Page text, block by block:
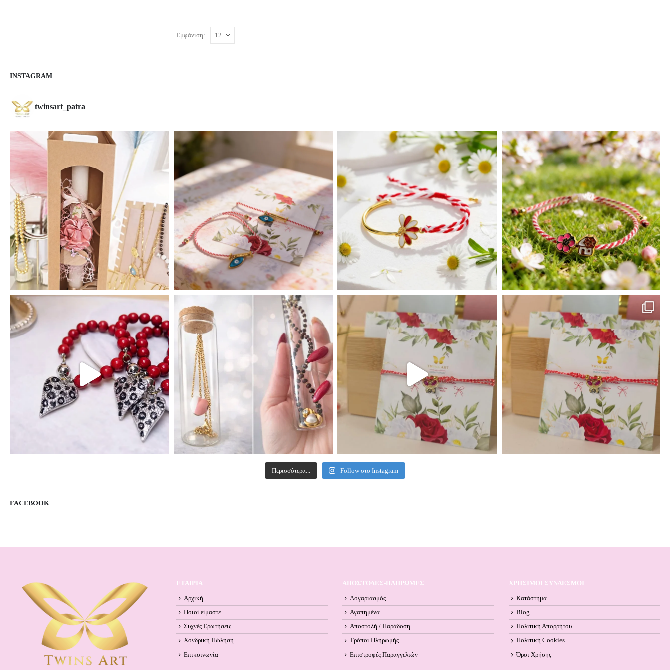
Εμφάνιση:
INSTAGRAM
twinsart_patra
Περισσότερα... Follow στο Instagram
FACEBOOK
ΕΤΑΙΡΙΑ
Αρχική
Ποιοί είμαστε
Συχνές Ερωτήσεις
Χονδρική Πώληση
Επικοινωνία
ΑΠΟΣΤΟΛΕΣ-ΠΛΗΡΩΜΕΣ
Λογαριασμός
Αγαπημένα
Αποστολή / Παράδοση
Τρόποι Πληρωμής
Επιστροφές Παραγγελιών
ΧΡΗΣΙΜΟΙ ΣΥΝΔΕΣΜΟΙ
Κατάστημα
Blog
Πολιτική Απορρήτου
Πολιτική Cookies
Όροι Xρήσης